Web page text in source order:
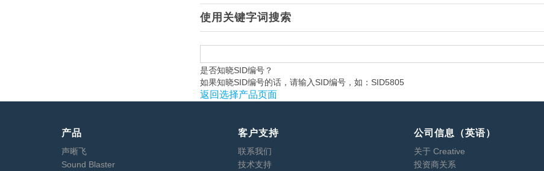
使用关键字词搜索
是否知晓SID编号？
如果知晓SID编号的话，请输入SID编号，如：SID5805
返回选择产品页面
产品
声晰飞
Sound Blaster
客户支持
联系我们
技术支持
公司信息（英语）
关于 Creative
投资商关系